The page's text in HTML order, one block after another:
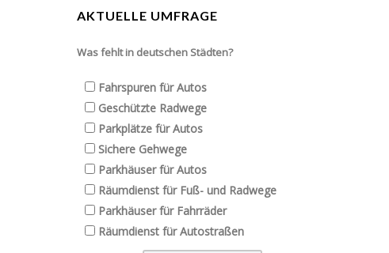
AKTUELLE UMFRAGE
Was fehlt in deutschen Städten?
Fahrspuren für Autos
Geschützte Radwege
Parkplätze für Autos
Sichere Gehwege
Parkhäuser für Autos
Räumdienst für Fuß- und Radwege
Parkhäuser für Fahrräder
Räumdienst für Autostraßen